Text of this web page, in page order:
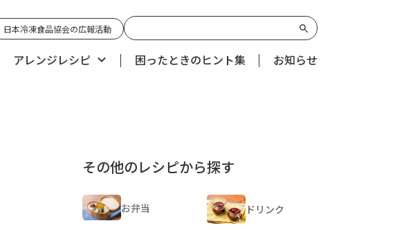
日本冷凍食品協会の広報活動
アレンジレシピ 困ったときのヒント集 お知らせ
その他のレシピから探す
お弁当 ドリンク